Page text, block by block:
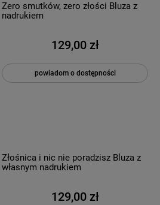
Zero smutków, zero złości Bluza z
nadrukiem
129,00 zł
powiadom o dostępności
Złośnica i nic nie poradzisz Bluza z
własnym nadrukiem
129,00 zł